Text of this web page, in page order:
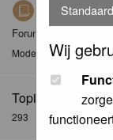
Wij
Nieuws
Forum met
ModeratorModerators
Topics:
293